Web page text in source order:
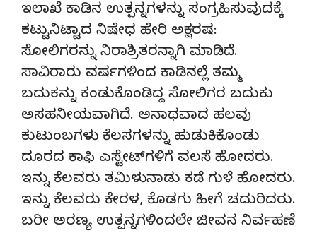
ಇಲಾಖೆ ಕಾಡಿನ ಉತ್ಪನ್ನಗಳನ್ನು ಸಂಗ್ರಹಿಸುವುದಕ್ಕೆ
ಕಟ್ಟುನಿಟ್ಟಾದ ನಿಷೇಧ ಹೇರಿ ಅಕ್ಷರಷ:
ಸೋಲಿಗರನ್ನು ನಿರಾಶ್ರಿತರನ್ನಾಗಿ ಮಾಡಿದೆ.
ಸಾವಿರಾರು ವರ್ಷಗಳಿಂದ ಕಾಡಿನಲ್ಲೆ ತಮ್ಮ
ಬದುಕನ್ನು ಕಂಡುಕೊಂಡಿದ್ದ ಸೋಲಿಗರ ಬದುಕು
ಅಸಹನೀಯವಾಗಿದೆ. ಅನಾಥವಾದ ಹಲವು
ಕುಟುಂಬಗಳು ಕೆಲಸಗಳನ್ನು ಹುಡುಕಿಕೊಂಡು
ದೂರದ ಕಾಫಿ ಎಸ್ಟೇಟ್‌ಗಳಿಗೆ ವಲಸೆ ಹೋದರು.
ಇನ್ನು ಕೆಲವರು ತಮಿಳುನಾಡು ಕಡೆ ಗುಳೆ ಹೋದರು.
ಇನ್ನು ಕೆಲವರು ಕೇರಳ, ಕೊಡಗು ಹೀಗೆ ಚದುರಿದರು.
ಬರೀ ಅರಣ್ಯ ಉತ್ಪನ್ನಗಳಿಂದಲೇ ಜೀವನ ನಿರ್ವಹಣೆ